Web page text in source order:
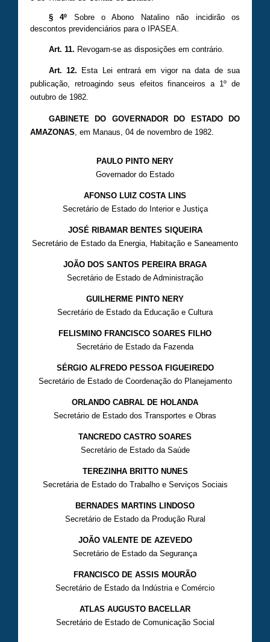
§ 4º Sobre o Abono Natalino não incidirão os
descontos previdenciários para o IPASEA.
Art. 11. Revogam-se as disposições em contrário.
Art. 12.
Esta Lei entrará em vigor na data de sua
publicação, retroagindo seus efeitos financeiros a 1º de
outubro de 1982.
GABINETE DO GOVERNADOR DO ESTADO DO
AMAZONAS , em Manaus, 04 de novembro de 1982.
PAULO PINTO NERY
Governador do Estado
AFONSO LUIZ COSTA LINS
Secretário de Estado do Interior e Justiça
JOSÉ RIBAMAR BENTES SIQUEIRA
Secretário de Estado da Energia, Habitação e Saneamento
JOÃO DOS SANTOS PEREIRA BRAGA
Secretário de Estado de Administração
GUILHERME PINTO NERY
Secretário de Estado da Educação e Cultura
FELISMINO FRANCISCO SOARES FILHO
Secretário de Estado da Fazenda
SÉRGIO ALFREDO PESSOA FIGUEIREDO
Secretário de Estado de Coordenação do Planejamento
ORLANDO CABRAL DE HOLANDA
Secretário de Estado dos Transportes e Obras
TANCREDO CASTRO SOARES
Secretário de Estado da Saúde
TEREZINHA BRITTO NUNES
Secretária de Estado do Trabalho e Serviços Sociais
BERNADES MARTINS LINDOSO
Secretário de Estado da Produção Rural
JOÃO VALENTE DE AZEVEDO
Secretário de Estado da Segurança
FRANCISCO DE ASSIS MOURÃO
Secretário de Estado da Indústria e Comércio
ATLAS AUGUSTO BACELLAR
Secretário de Estado de Comunicação Social